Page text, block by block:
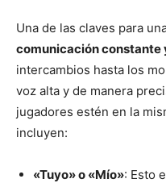
Una de las claves para
comunicación constante
intercambios hasta los
voz alta y de manera
jugadores estén en la
incluyen:
«Tuyo» o «Mío»: Esto